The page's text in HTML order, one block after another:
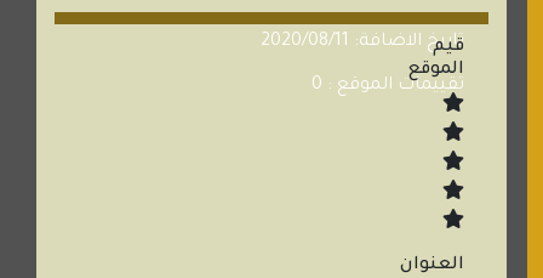
تاريخ الاضافة: 2020/08/11
تقييمات الموقع : 0
قيم
الموقع
العنوان